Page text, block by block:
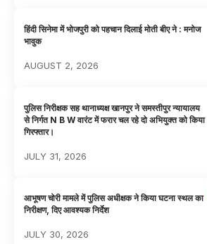
हिंदी सिनेमा में भोजपुरी को पहचान दिलाई मोती बीए ने : मनोज
भावुक
AUGUST 2, 2026
पुलिस निरीक्षक सह थानाध्यक्ष खानपुर ने समस्तीपुर न्यायालय
से निर्गत N B W वारंट में फरार चल रहे दो अभियुक्त को किया
गिरफ्तार।
JULY 31, 2026
आभूषण चोरी मामले में पुलिस अधीक्षक ने किया घटना स्थल का
निरीक्षण, दिए आवश्यक निर्देश
JULY 30, 2026